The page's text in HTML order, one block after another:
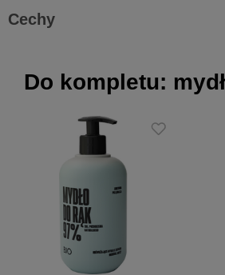
Ich mistyczne właściwości i
Zalety
wydajna kostka o bardzo dobrym
rzemieślniczy produkt o prostym, ale
naturalny, delikatny, lekko trawiasty
w stan relaksu po ciężkim dniu.
olejki eteryczne: zielona cytryna,
bylica piołun, nazywana również
miejsce w symbolice i mitologii jako
Cechy
Do kompletu: